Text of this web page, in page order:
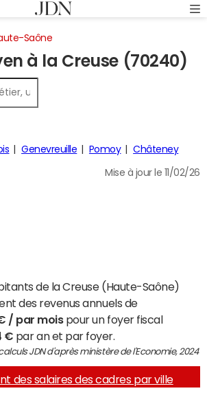
Saône
à la Creuse (70240)
Genevreuille Pomoy Châteney
Mise à jour le 11/02/26
de la Creuse (Haute-Saône)
des revenus annuels de
/ par moispour un foyer fiscal
€ par an et par foyer.
JDN d'après ministère de l'Economie, 2024
des salaires des cadres par ville